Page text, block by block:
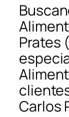
Prates
Carlos